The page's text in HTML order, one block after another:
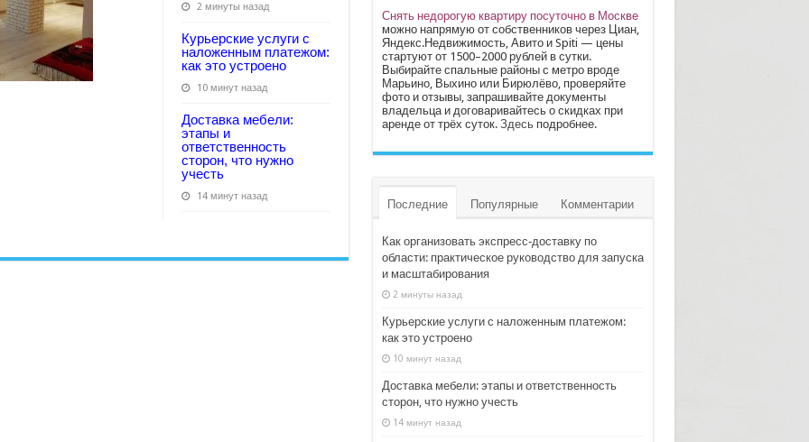
2 минуты назад
Курьерские услуги с
наложенным платежом:
как это устроено
10 минут назад
Доставка мебели:
этапы и
ответственность
сторон, что нужно
учесть
14 минут назад
Снять недорогую квартиру посуточно в Москве
можно напрямую от собственников через Циан,
Яндекс.Недвижимость, Авито и Spiti — цены
стартуют от 1500–2000 рублей в сутки.
Выбирайте спальные районы с метро вроде
Марьино, Выхино или Бирюлёво, проверяйте
фото и отзывы, запрашивайте документы
владельца и договаривайтесь о скидках при
аренде от трёх суток. Здесьподробнее.
Последние Популярные Комментарии
Как организовать экспресс‑доставку по
области: практическое руководство для запуска
и масштабирования
2 минуты назад
Курьерские услуги с наложенным платежом:
как это устроено
10 минут назад
Доставка мебели: этапы и ответственность
сторон, что нужно учесть
14 минут назад